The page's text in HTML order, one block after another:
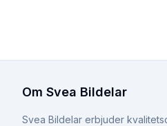
Om Svea Bildelar
Svea Bildelar erbjuder